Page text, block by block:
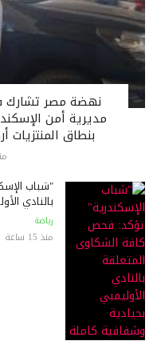
نهضة مصر تشارك
مديرية أمن
بنطاق
منذ
"شباب
بالنادي
رياضة
منذ 15 ساعة